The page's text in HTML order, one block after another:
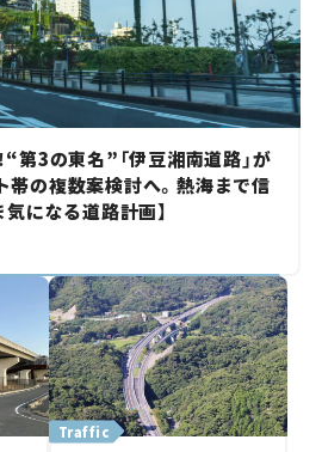
第3の東名”「伊豆湘南道路」が
帯の複数案検討へ。熱海まで信
になる道路計画】
Traffic